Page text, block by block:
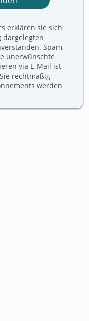
erklären sie sich
Spam,
unerwünschte
via E-Mail ist
rechtmäßig
werden